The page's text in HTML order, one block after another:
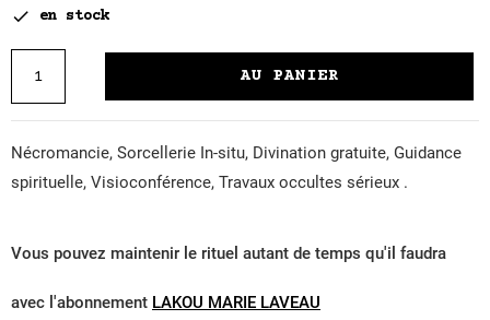
 en stock
AU PANIER
Nécromancie, Sorcellerie In-situ, Divination gratuite, Guidance
spirituelle, Visioconférence, Travaux occultes sérieux .
Vous pouvez maintenir le rituel autant de temps qu'il faudra
avec l'abonnement LAKOU MARIE LAVEAU